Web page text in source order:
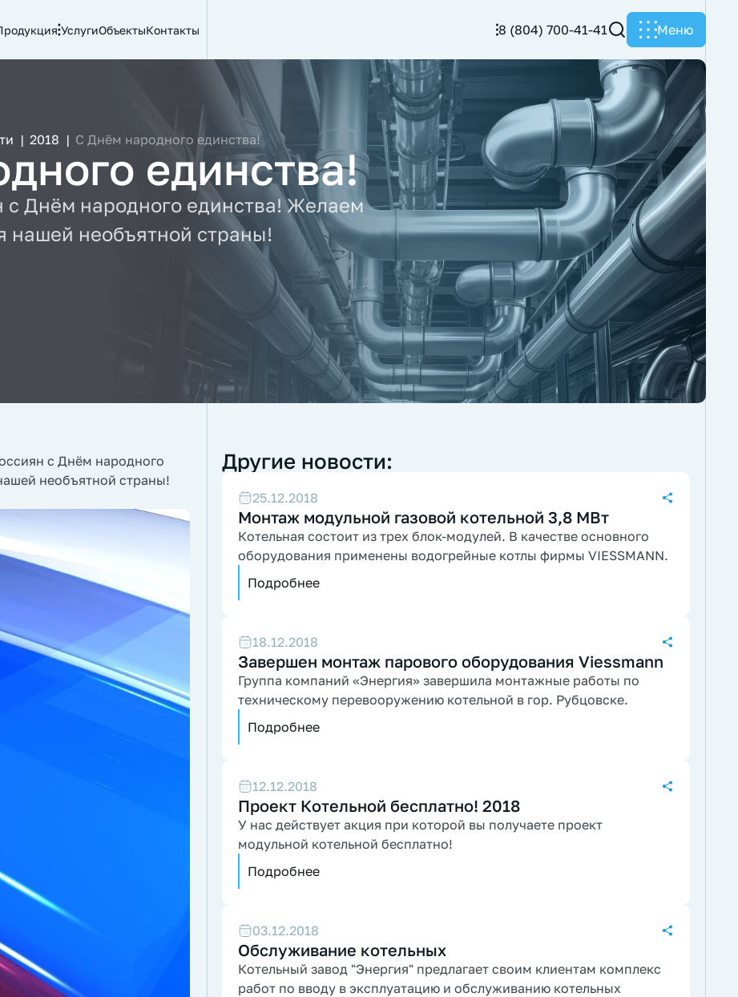
УслугиОбъектыКонтакты 8 (804) 700-41-41 Меню
| 2018 | С Днём народного единства!
единства!
с Днём народного единства! Желаем
нашей необъятной страны!
с Днём народного
необъятной страны!
Другие новости:
25.12.2018
Монтаж модульной газовой котельной 3,8 МВт
Котельная состоит из трех блок-модулей. В качестве основного
оборудования применены водогрейные котлы фирмы VIESSMANN.
Подробнее
18.12.2018
Завершен монтаж парового оборудования Viessmann
Группа компаний «Энергия» завершила монтажные работы по
техническому перевооружению котельной в гор. Рубцовске.
Подробнее
12.12.2018
Проект Котельной бесплатно! 2018
У нас действует акция при которой вы получаете проект
модульной котельной бесплатно!
Подробнее
03.12.2018
Обслуживание котельных
Котельный завод "Энергия" предлагает своим клиентам комплекс
работ по вводу в эксплуатацию и обслуживанию котельных